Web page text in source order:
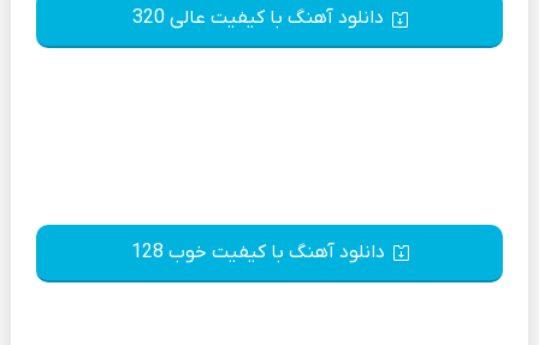
دانلود آهنگ با کیفیت عالی 320
دانلود آهنگ با کیفیت خوب 128